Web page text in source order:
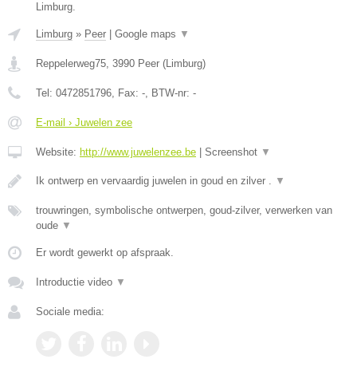
Limburg.
Limburg » Peer Google maps ▼
Reppelerweg75, 3990 Peer (Limburg)
Tel: 0472851796, Fax: -, BTW-nr: -
E-mail › Juwelen zee
Website: http://www.juwelenzee.be Screenshot ▼
Ik ontwerp en vervaardig juwelen in goud en zilver . ▼
trouwringen, symbolische ontwerpen, goud-zilver, verwerken van
oude ▼
Er wordt gewerkt op afspraak.
Introductie video ▼
Sociale media: